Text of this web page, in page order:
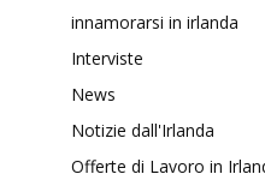
innamorarsi in irlanda
Interviste
News
Notizie dall'Irlanda
Offerte di Lavoro in